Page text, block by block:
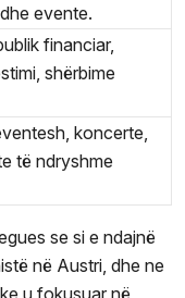
evente.
financiar,
shërbime
koncerte,
të ndryshme
se si e ndajnë
në Austri, dhe ne
u fokusuar në